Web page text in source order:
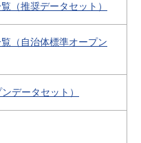
（推奨データセット）
（自治体標準オープン
データセット）